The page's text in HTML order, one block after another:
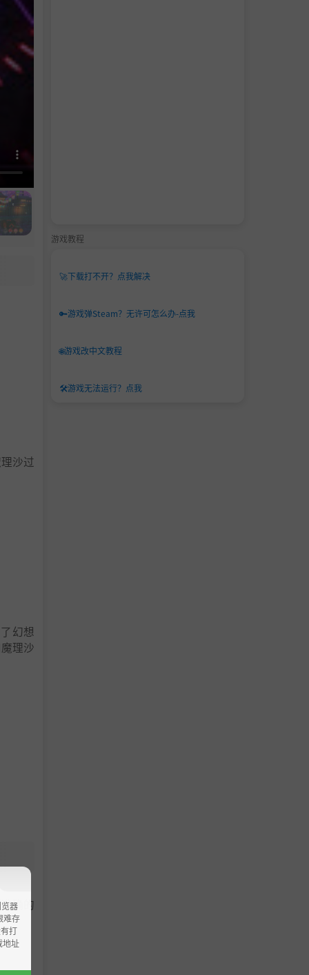
沙过
幻想
理沙
确的
游戏教程
🚀下载打不开？点我解决
🔑游戏弹Steam？无许可怎么办-点我
🌐游戏改中文教程
🛠️游戏无法运行？点我
器
难存
打
地址